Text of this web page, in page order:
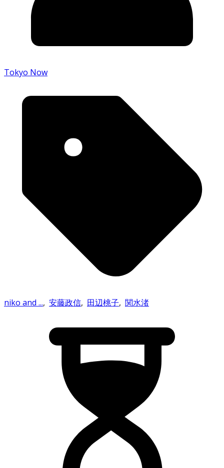
Tokyo Now
niko and ..., 安藤政信, 田辺桃子, 関水渚